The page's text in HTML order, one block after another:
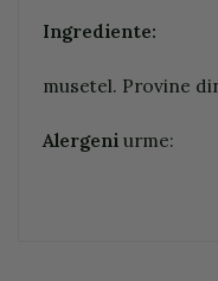
Ingrediente:
musetel. Provine
Alergeni urme: